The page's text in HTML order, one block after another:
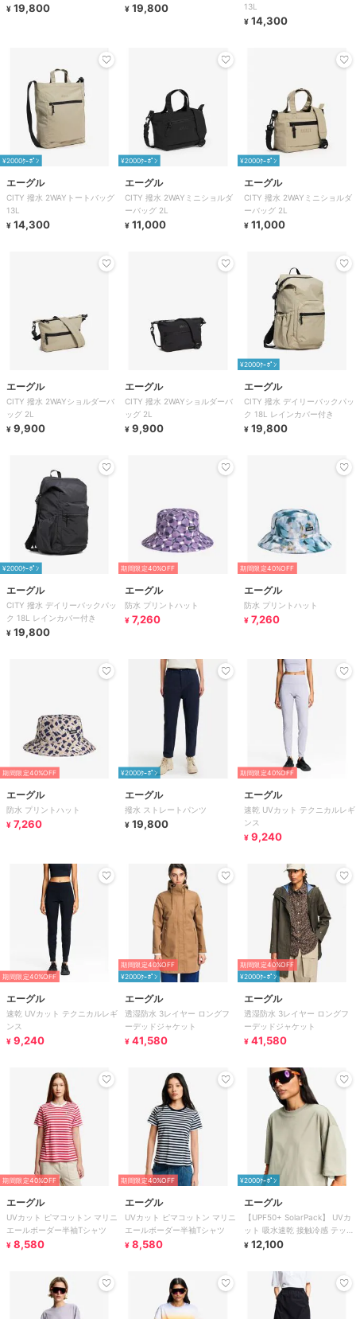
¥ 19,800
¥ 19,800
13L
¥ 14,300
¥2000ｸｰﾎﾟﾝ
エーグル
CITY 撥水 2WAYトートバッグ
13L
¥ 14,300
¥2000ｸｰﾎﾟﾝ
エーグル
CITY 撥水 2WAYミニショルダ
ーバッグ 2L
¥ 11,000
¥2000ｸｰﾎﾟﾝ
エーグル
CITY 撥水 2WAYミニショルダ
ーバッグ 2L
¥ 11,000
エーグル
CITY 撥水 2WAYショルダーバ
ッグ 2L
¥ 9,900
エーグル
CITY 撥水 2WAYショルダーバ
ッグ 2L
¥ 9,900
¥2000ｸｰﾎﾟﾝ
エーグル
CITY 撥水 デイリーバックパッ
ク 18L レインカバー付き
¥ 19,800
¥2000ｸｰﾎﾟﾝ
エーグル
CITY 撥水 デイリーバックパッ
ク 18L レインカバー付き
¥ 19,800
期間限定40%OFF
エーグル
防水 プリントハット
¥ 7,260
期間限定40%OFF
エーグル
防水 プリントハット
¥ 7,260
期間限定40%OFF
エーグル
防水 プリントハット
¥ 7,260
¥2000ｸｰﾎﾟﾝ
エーグル
撥水 ストレートパンツ
¥ 19,800
期間限定40%OFF
エーグル
速乾 UVカット テクニカルレギ
ンス
¥ 9,240
期間限定40%OFF
エーグル
速乾 UVカット テクニカルレギ
ンス
¥ 9,240
期間限定40%OFF
¥2000ｸｰﾎﾟﾝ
エーグル
透湿防水 3レイヤー ロングフ
ーデッドジャケット
¥ 41,580
期間限定40%OFF
¥2000ｸｰﾎﾟﾝ
エーグル
透湿防水 3レイヤー ロングフ
ーデッドジャケット
¥ 41,580
期間限定40%OFF
エーグル
UVカット ピマコットン マリニ
エールボーダー半袖Tシャツ
¥ 8,580
期間限定40%OFF
エーグル
UVカット ピマコットン マリニ
エールボーダー半袖Tシャツ
¥ 8,580
¥2000ｸｰﾎﾟﾝ
エーグル
【UPF50+ SolarPack】 UVカ
ット 吸水速乾 接触冷感 テック
Tシャツ
¥ 12,100